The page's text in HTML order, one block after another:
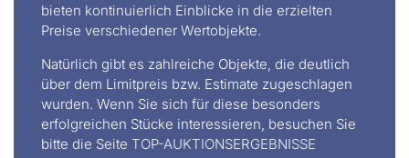
bieten kontinuierlich Einblicke in die erzielten
Preise verschiedener Wertobjekte.
Natürlich gibt es zahlreiche Objekte, die deutlich
über dem Limitpreis bzw. Estimate zugeschlagen
wurden. Wenn Sie sich für diese besonders
erfolgreichen Stücke interessieren, besuchen Sie
bitte die Seite TOP-AUKTIONSERGEBNISSE